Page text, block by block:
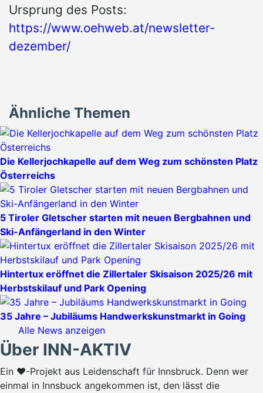
Ursprung des Posts:
https://www.oehweb.at/newsletter-
dezember/
Ähnliche Themen
Die Kellerjochkapelle auf dem Weg zum schönsten Platz
Österreichs
5 Tiroler Gletscher starten mit neuen Bergbahnen und
Ski-Anfängerland in den Winter
Hintertux eröffnet die Zillertaler Skisaison 2025/26 mit
Herbstskilauf und Park Opening
35 Jahre – Jubiläums Handwerkskunstmarkt in Going
Alle News anzeigen
Über INN-AKTIV
Ein ♥-Projekt aus Leidenschaft für Innsbruck. Denn wer
einmal in Innsbuck angekommen ist, den lässt die